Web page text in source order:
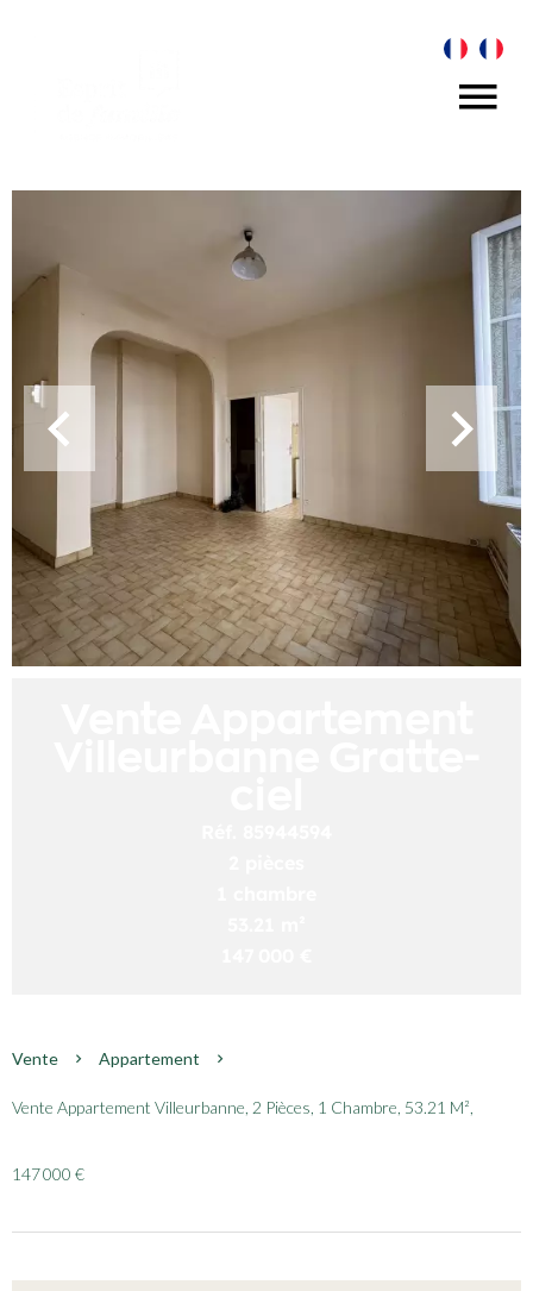
Vente Appartement
Vente Appartement Villeurbanne, 2 Pièces, 1 Chambre, 53.21 M²,
147 000 €